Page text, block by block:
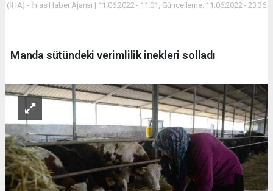
(İHA) - İhlas Haber Ajansı | 11.06.2022 - 11:01, Güncelleme: 11.06.2022 - 23:36
Manda sütündeki verimlilik inekleri solladı